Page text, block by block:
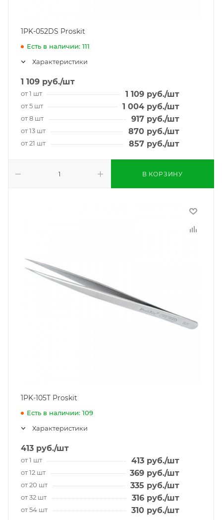
1PK-052DS Proskit
Есть в наличии: 111
Характеристики
1 109 руб./шт
от 1 шт 1 109 руб./шт
от 5 шт 1 004 руб./шт
от 8 шт 917 руб./шт
от 13 шт 870 руб./шт
от 21 шт 857 руб./шт
В КОРЗИНУ
1PK-105T Proskit
Есть в наличии: 109
Характеристики
413 руб./шт
от 1 шт 413 руб./шт
от 12 шт 369 руб./шт
от 20 шт 335 руб./шт
от 32 шт 316 руб./шт
от 54 шт 310 руб./шт